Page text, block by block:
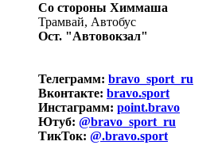
Со стороны Химмаша
Трамвай, Автобус
Ост. "Автовокзал"
Телеграмм: bravo_sport_ru
Вконтакте: bravo.sport
Инстаграмм: point.bravo
Ютуб: @bravo_sport_ru
ТикТок: @.bravo.sport